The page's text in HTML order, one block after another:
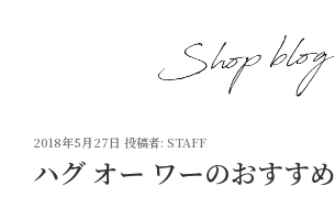
投
日:
2018年5月27日 投稿者: STAFF
ハグ オー ワーのおすすめ